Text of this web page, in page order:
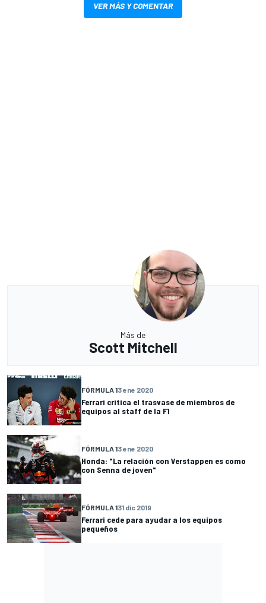
VER MÁS Y COMENTAR
Más de
Scott Mitchell
FÓRMULA 13 ene 2020
Ferrari critica el trasvase de miembros de
equipos al staff de la F1
FÓRMULA 13 ene 2020
Honda: "La relación con Verstappen es como
con Senna de joven"
FÓRMULA 131 dic 2019
Ferrari cede para ayudar a los equipos
pequeños